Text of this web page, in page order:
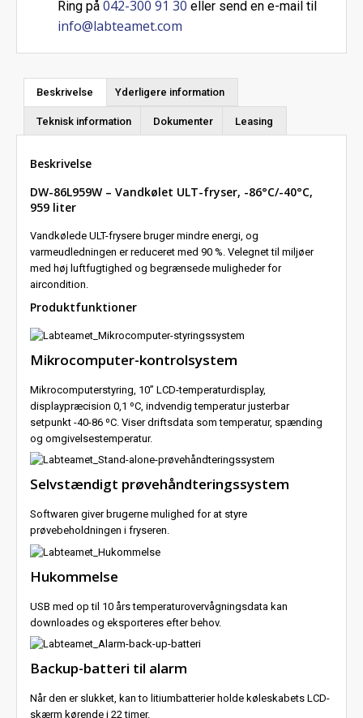
Ring på 042-300 91 30 eller send en e-mail til
info@labteamet.com
Beskrivelse Yderligere information
Teknisk information Dokumenter Leasing
Beskrivelse
DW-86L959W – Vandkølet ULT-fryser, -86°C/-40°C,
959 liter
Vandkølede ULT-frysere bruger mindre energi, og
varmeudledningen er reduceret med 90 %. Velegnet til miljøer
med høj luftfugtighed og begrænsede muligheder for
aircondition.
Produktfunktioner
Mikrocomputer-kontrolsystem
Mikrocomputerstyring, 10” LCD-temperaturdisplay,
displaypræcision 0,1 ºC, indvendig temperatur justerbar
setpunkt -40-86 ºC. Viser driftsdata som temperatur, spænding
og omgivelsestemperatur.
Selvstændigt prøvehåndteringssystem
Softwaren giver brugerne mulighed for at styre
prøvebeholdningen i fryseren.
Hukommelse
USB med op til 10 års temperaturovervågningsdata kan
downloades og eksporteres efter behov.
Backup-batteri til alarm
Når den er slukket, kan to litiumbatterier holde køleskabets LCD-
skærm kørende i 22 timer.